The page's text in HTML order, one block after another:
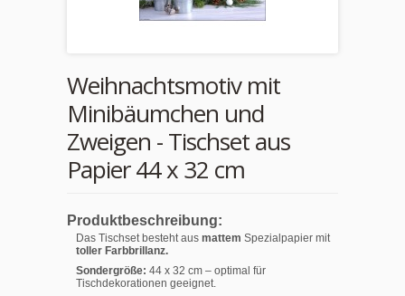
Weihnachtsmotiv mit
Minibäumchen und
Zweigen - Tischset aus
Papier 44 x 32 cm
Produktbeschreibung:
Das Tischset besteht aus mattem Spezialpapier mit
toller Farbbrillanz.
Sondergröße: 44 x 32 cm – optimal für
Tischdekorationen geeignet.